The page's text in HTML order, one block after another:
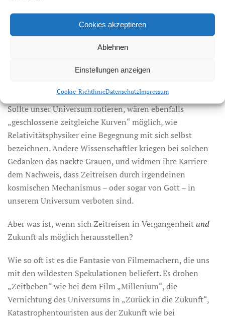
Cookies akzeptieren
Ablehnen
Einstellungen anzeigen
Cookie-RichtlinieDatenschutzImpressum
einzuschalten, bis wir unseren alt gewordenen Zwilling
auf der Erde wiedersehen.
ungleich komplizierter, aber theoretisch nicht unmöglich.
Phänomene, wie Wurmlöcher oder kosmische Strings.
Sollte unser Universum rotieren, wären ebenfalls
„geschlossene zeitgleiche Kurven“ möglich, wie
Relativitätsphysiker eine Begegnung mit sich selbst
bezeichnen. Andere Wissenschaftler kriegen bei solchen
Gedanken das nackte Grauen, und widmen ihre Karriere
dem Nachweis, dass Zeitreisen durch irgendeinen
kosmischen Mechanismus – oder sogar von Gott – in
unserem Universum verboten sind.
Aber was ist, wenn sich Zeitreisen in Vergangenheitund
Zukunft als möglich herausstellen?
Wie so oft ist es die Fantasie von Filmemachern, die uns
mit den wildesten Spekulationen beliefert. Es drohen
„Zeitbeben“ wie bei dem Film „Millenium“, die
Vernichtung des Universums in „Zurück in die Zukunft“,
Katastrophentouristen aus der Zukunft wie bei